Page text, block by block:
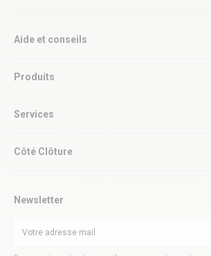
Aide et conseils
Produits
Services
Côté Clôture
Newsletter